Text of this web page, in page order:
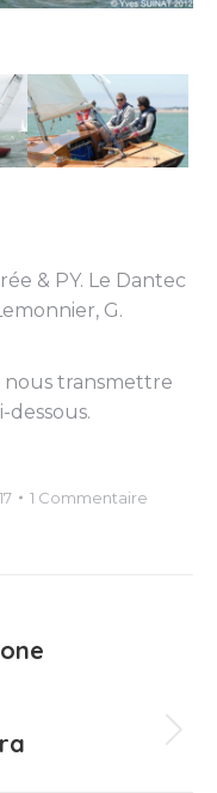
& PY. Le Dantec
G.
nous transmettre
dessous.
1 Commentaire